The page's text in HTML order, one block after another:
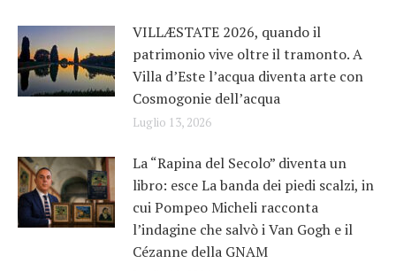
VILLÆSTATE 2026, quando il
patrimonio vive oltre il tramonto. A
Villa d’Este l’acqua diventa arte con
Cosmogonie dell’acqua
Luglio 13, 2026
La “Rapina del Secolo” diventa un
libro: esce La banda dei piedi scalzi, in
cui Pompeo Micheli racconta
l’indagine che salvò i Van Gogh e il
Cézanne della GNAM